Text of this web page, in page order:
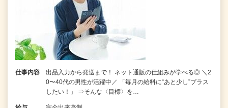
仕事内容
出品入力から発送まで！ ネット通販の仕組みが学べる◎ ＼2
0〜40代の男性が活躍中／ 「毎月の給料に“あと少し”プラス
したい！」 ⇒そんな〈目標〉を…